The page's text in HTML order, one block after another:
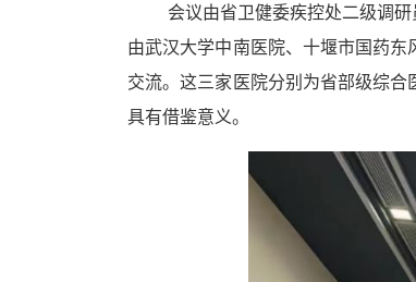
会议由省卫健委疾控处二级调
由武汉大学中南医院、十堰市国药
交流。这三家医院分别为省部级综
具有借鉴意义。